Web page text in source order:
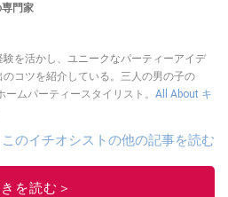
門家
を活かし、ユニークなパーティーアイデ
コツを紹介している。三人の男の子の
ムパーティースタイリスト。 All About キ
このイチオシストの他の記事を読む
を読む＞